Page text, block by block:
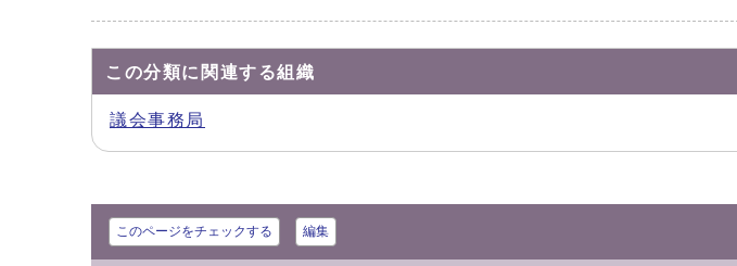
この分類に関連する組織
議会事務局
このページをチェックする 編集